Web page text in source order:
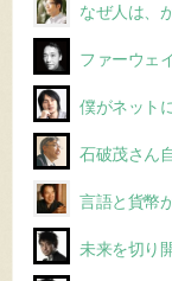
なぜ人は、
ファーウェ
僕がネット
石破茂さん
言語と貨幣
未来を切り